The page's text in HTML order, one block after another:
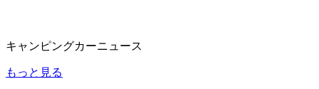
キャンピングカーニュース
もっと見る